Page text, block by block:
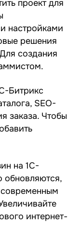
проект для
настройками
решения
создания
Битрикс
SEO-
заказа. Чтобы
на 1С-
обновляются,
современным
интернет-